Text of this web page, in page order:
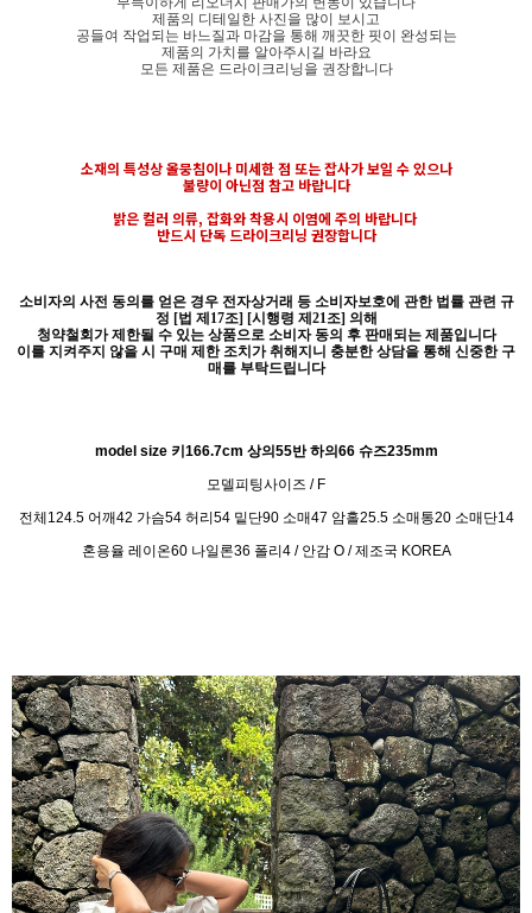
제품의 디테일한 사진을 많이 보시고
공들여 작업되는 바느질과 마감을 통해 깨끗한 핏이 완성되는
제품의 가치를 알아주시길 바라요
모든 제품은 드라이크리닝을 권장합니다
소재의 특성상 올뭉침이나 미세한 점 또는 잡사가 보일 수 있으나
불량이 아닌점 참고 바랍니다
밝은 컬러 의류, 잡화와 착용시 이염에 주의 바랍니다
반드시 단독 드라이크리닝 권장합니다
소비자의 사전 동의를 얻은 경우 전자상거래 등 소비자보호에 관한 법률 관련 규
정 [법 제17조] [시행령 제21조] 의해
청약철회가 제한될 수 있는 상품으로 소비자 동의 후 판매되는 제품입니다
이를 지켜주지 않을 시 구매 제한 조치가 취해지니 충분한 상담을 통해 신중한 구
매를 부탁드립니다
model size 키166.7cm 상의55반 하의66 슈즈235mm
모델피팅사이즈 / F
전체124.5 어깨42 가슴54 허리54 밑단90 소매47 암홀25.5 소매통20 소매단14
혼용율 레이온60 나일론36 폴리4 / 안감 O / 제조국 KOREA